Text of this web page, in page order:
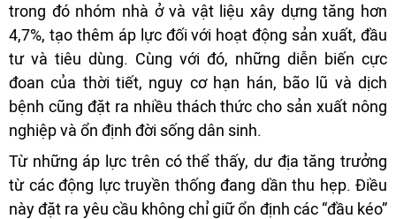
trong đó nhóm nhà ở và vật liệu xây dựng tăng hơn
4,7%, tạo thêm áp lực đối với hoạt động sản xuất, đầu
tư và tiêu dùng. Cùng với đó, những diễn biến cực
đoan của thời tiết, nguy cơ hạn hán, bão lũ và dịch
bệnh cũng đặt ra nhiều thách thức cho sản xuất nông
nghiệp và ổn định đời sống dân sinh.
Từ những áp lực trên có thể thấy, dư địa tăng trưởng
từ các động lực truyền thống đang dần thu hẹp. Điều
này đặt ra yêu cầu không chỉ giữ ổn định các “đầu kéo”